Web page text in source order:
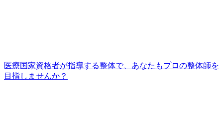
医療国家資格者が指導する整体で、あなたもプロの整体師を
目指しませんか？